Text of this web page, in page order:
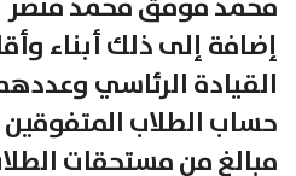
محمد موفق محمد منصر
إضافة إلى ذلك أبناء
حساب الطلاب
مبالغ من مستحقات